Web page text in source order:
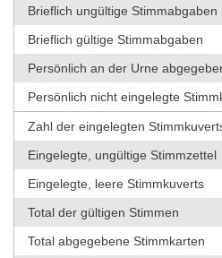
Brieflich ungültige Stimmabgaben
Brieflich gültige Stimmabgaben
Persönlich an der Urne
Persönlich nicht eingelegte
Zahl der eingelegten
Eingelegte, ungültige Stimmzettel
Eingelegte, leere Stimmkuverts
Total der gültigen Stimmen
Total abgegebene Stimmkarten